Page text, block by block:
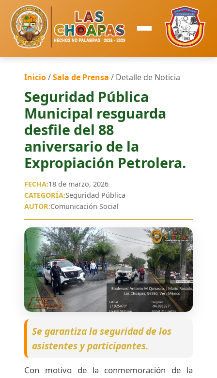
Inicio/Sala de Prensa / Detalle de Noticia
Seguridad Pública
Municipal resguarda
desfile del 88
aniversario de la
Expropiación Petrolera.
FECHA:18 de marzo, 2026
CATEGORÍA:Seguridad Pública
AUTOR:Comunicación Social
Se garantiza la seguridad de los
asistentes y participantes.
Con motivo de la conmemoración de la